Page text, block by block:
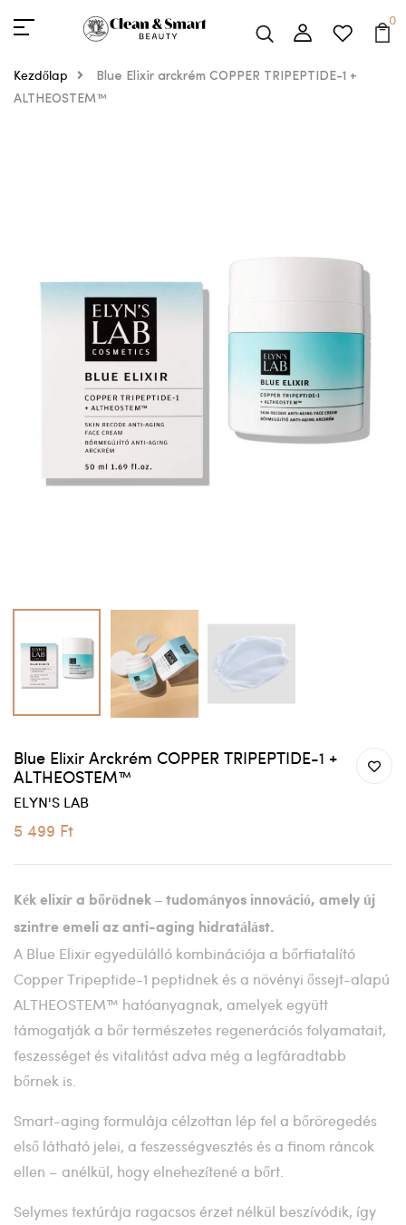
0
Kezdőlap
Blue Elixir arckrém COPPER TRIPEPTIDE-1 +
ALTHEOSTEM™
Blue Elixir Arckrém COPPER TRIPEPTIDE-1 +
ALTHEOSTEM™
ELYN'S LAB
5 499 Ft
Kék elixír a bőrödnek – tudományos innováció, amely új
szintre emeli az anti-aging hidratálást.
A Blue Elixir egyedülálló kombinációja a bőrfiatalító
Copper Tripeptide-1 peptidnek és a növényi őssejt-alapú
ALTHEOSTEM™ hatóanyagnak, amelyek együtt
támogatják a bőr természetes regenerációs folyamatait,
feszességet és vitalitást adva még a legfáradtabb
bőrnek is.
Smart-aging formulája célzottan lép fel a bőröregedés
első látható jelei, a feszességvesztés és a finom ráncok
ellen – anélkül, hogy elnehezítené a bőrt.
Selymes textúrája ragacsos érzet nélkül beszívódik, így